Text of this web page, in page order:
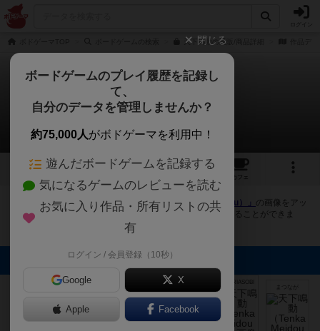
天下鳴動の通販/商品詳細
天下鳴動
26件の画像
26 6 41
カフェ
ボドゲーマにログインすると、 「天下鳴動（Tenka Meidou）」 の画像をアッ
プロード出来たり、他のユーザーの投稿画像に評価を付けることができま
す。また、トップ6の画像は様々なページで表示されます。
トップに表示される画像
mkpp @UPGS:S
まつなが
FUTARIASOBI FUTARIASOBI
まつなが
閉じる
ボードゲームのプレイ履歴を記録し
て、
自分のデータを管理しませんか？
約75,000人がボドゲーマを利用中！
遊んだボードゲームを記録する
気になるゲームのレビューを読む
お気に入り作品・所有リストの共
有
ログイン / 会員登録（10秒）
Google X
Apple Facebook